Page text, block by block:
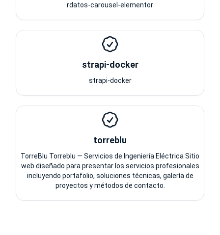
rdatos-carousel-elementor
strapi-docker
strapi-docker
torreblu
TorreBlu Torreblu — Servicios de Ingeniería Eléctrica Sitio
web diseñado para presentar los servicios profesionales
incluyendo portafolio, soluciones técnicas, galería de
proyectos y métodos de contacto.